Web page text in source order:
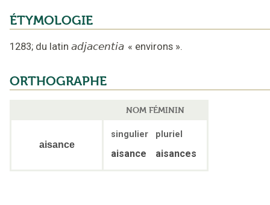
ÉTYMOLOGIE
1283; du latin adjacentia « environs ».
ORTHOGRAPHE
NOM FÉMININ
aisance
singulier pluriel
aisance aisances